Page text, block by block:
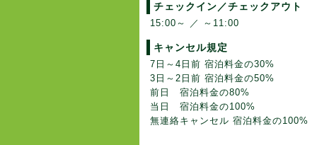
チェックイン／チェックアウト
15:00～ ／ ～11:00
キャンセル規定
7日～4日前 宿泊料金の30%
3日～2日前 宿泊料金の50%
前日 宿泊料金の80%
当日 宿泊料金の100%
無連絡キャンセル 宿泊料金の100%